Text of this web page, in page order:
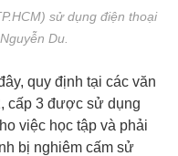
sử dụng điện thoại
Du.
quy định tại các văn
cấp 3 được sử dụng
việc học tập và phải
bị nghiêm cấm sử